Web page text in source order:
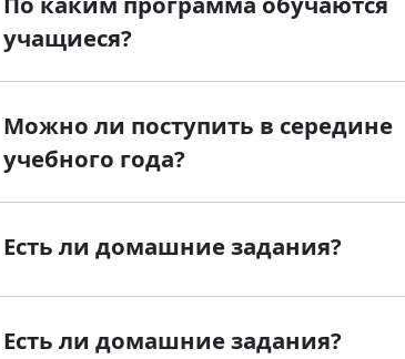
учащиеся?
Можно ли поступить в середине
учебного года?
Есть ли домашние задания?
Есть ли домашние задания?